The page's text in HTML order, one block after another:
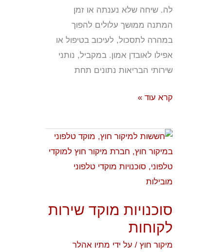
לה. שיחה שלא נענתה או זמן
המתנה ממושך עלולים להפוך
במהרה לתסכול, לעיכוב בטיפול או
אפילו לאובדן אמון. במקביל, נותני
שירותי הבריאות נתונים תחת
קרא עוד »
סוכנויות מוקד שירות
לקוחות
מיקור חוץ/ על ידימתיו אהלר
סוכנויות
מוקד
שירות
לקוחות